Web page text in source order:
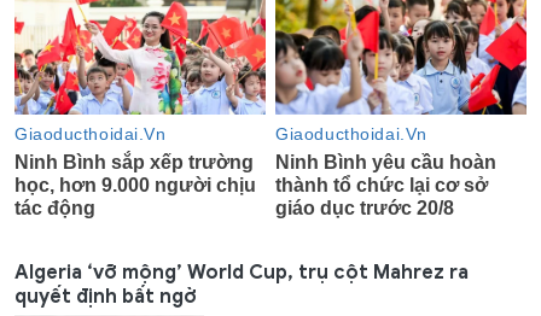
Algeria ‘vỡ mộng’ World Cup, trụ cột Mahrez ra
quyết định bất ngờ